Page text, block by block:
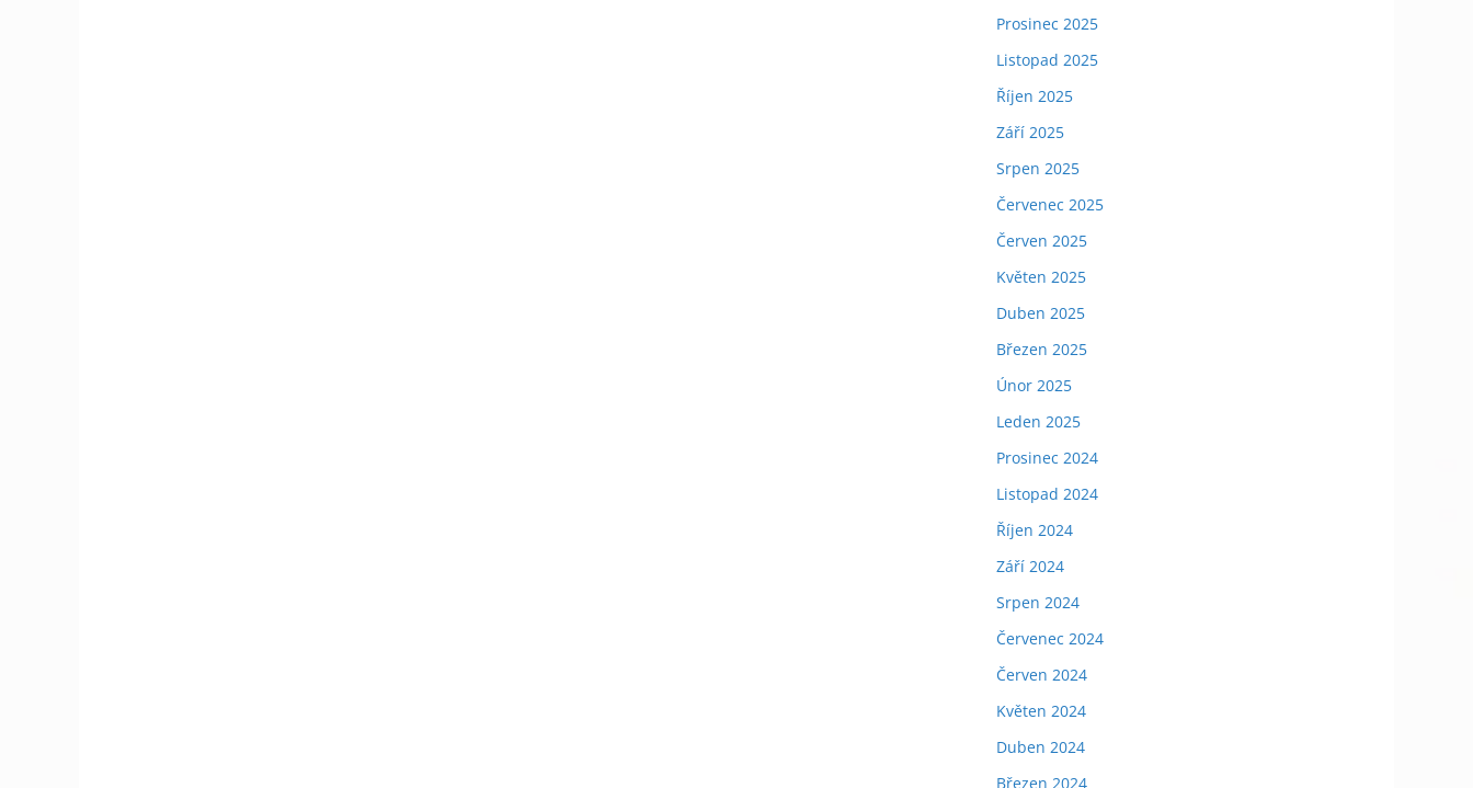
Prosinec 2025
Listopad 2025
Říjen 2025
Září 2025
Srpen 2025
Červenec 2025
Červen 2025
Květen 2025
Duben 2025
Březen 2025
Únor 2025
Leden 2025
Prosinec 2024
Listopad 2024
Říjen 2024
Září 2024
Srpen 2024
Červenec 2024
Červen 2024
Květen 2024
Duben 2024
Březen 2024